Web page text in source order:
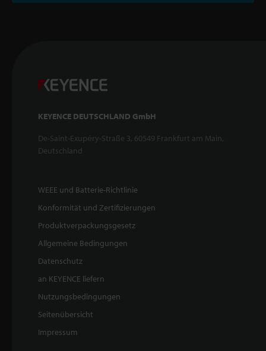
KEYENCE DEUTSCHLAND GmbH
De-Saint-Exupéry-Straße 3, 60549 Frankfurt am Main,
Deutschland
WEEE und Batterie-Richtlinie
Konformität und Zertifizierungen
Produktverpackungsgesetz
Allgemeine Bedingungen
Datenschutz
an KEYENCE liefern
Nutzungsbedingungen
Seitenübersicht
Impressum